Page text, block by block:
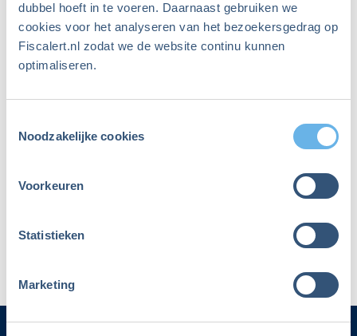
dubbel hoeft in te voeren. Daarnaast gebruiken we
cookies voor het analyseren van het bezoekersgedrag op
Fiscalert.nl zodat we de website continu kunnen
optimaliseren.
Noodzakelijke cookies
Voorkeuren
Statistieken
Marketing
Ben je je wachtwoord
vergeten?
Niet meer ingelogd sinds